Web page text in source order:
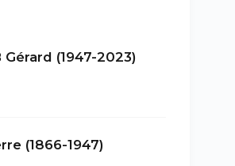
Gérard (1947-2023)
(1866-1947)